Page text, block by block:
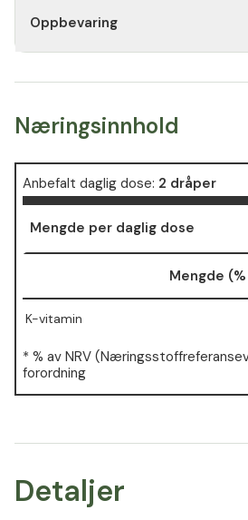
Oppbevaring
Næringsinnhold
Anbefalt daglig dose: 2 dråper
Mengde per daglig dose
Mengde
K-vitamin
* % av NRV
forordning
Detaljer